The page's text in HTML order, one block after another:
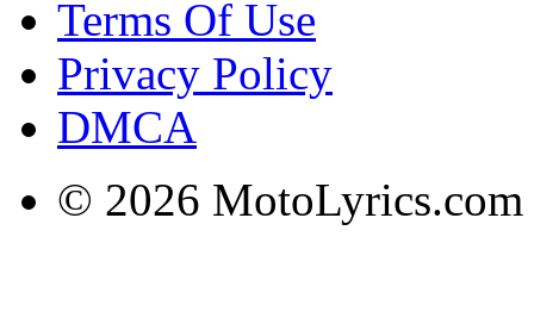
Terms Of Use
Privacy Policy
DMCA
© 2026 MotoLyrics.com